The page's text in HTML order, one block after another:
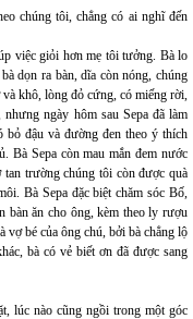
chúng tôi, chẳng có ai nghĩ đến
việc giỏi hơn mẹ tôi tưởng. Bà lo
dọn ra bàn, dĩa còn nóng, chúng
khô, lòng đỏ cứng, có miếng rời,
ngày hôm sau Sepa đã làm
bỏ đậu và đường đen theo ý thích
Bà Sepa còn mau mắn đem nước
tan trường chúng tôi còn được quà
Bà Sepa đặc biệt chăm sóc Bố,
bàn ăn cho ông, kèm theo ly rượu
bé của ông chú, bởi bà chẳng lộ
bà có vẻ biết ơn đã được sang
lúc nào cũng ngồi trong một góc